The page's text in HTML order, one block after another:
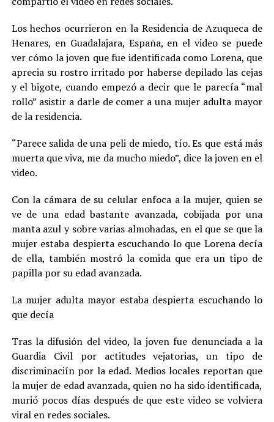
Los hechos ocurrieron en la Residencia de Azuqueca de
Henares, en Guadalajara, España, en el video se puede
ver cómo la joven que fue identificada como Lorena, que
aprecia su rostro irritado por haberse depilado las cejas
y el bigote, cuando empezó a decir que le parecía “mal
rollo” asistir a darle de comer a una mujer adulta mayor
de la residencia.
“Parece salida de una peli de miedo, tío. Es que está más
muerta que viva, me da mucho miedo”, dice la joven en el
video.
Con la cámara de su celular enfoca a la mujer, quien se
ve de una edad bastante avanzada, cobijada por una
manta azul y sobre varias almohadas, en el que se que la
mujer estaba despierta escuchando lo que Lorena decía
de ella, también mostró la comida que era un tipo de
papilla por su edad avanzada.
La mujer adulta mayor estaba despierta escuchando lo
que decía
Tras la difusión del video, la joven fue denunciada a la
Guardia Civil por actitudes vejatorias, un tipo de
discriminaciín por la edad. Medios locales reportan que
la mujer de edad avanzada, quien no ha sido identificada,
murió pocos días después de que este video se volviera
viral en redes sociales.